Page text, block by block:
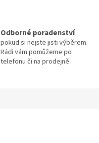
Odborné poradenství
pokud si nejste jisti výběrem.
Rádi vám pomůžeme po
telefonu či na prodejně.